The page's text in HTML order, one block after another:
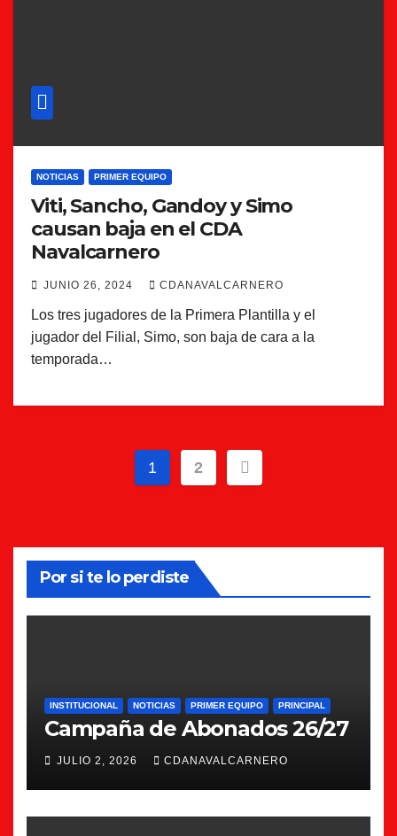
NOTICIAS PRIMER EQUIPO
Viti, Sancho, Gandoy y Simo
causan baja en el CDA
Navalcarnero
JUNIO 26, 2024 CDANAVALCARNERO
Los tres jugadores de la Primera Plantilla y el
jugador del Filial, Simo, son baja de cara a la
temporada…
Paginación
entradas
1 2
Por si te lo perdiste
INSTITUCIONAL NOTICIAS PRIMER EQUIPO PRINCIPAL
Campaña de Abonados 26/27
JULIO 2, 2026 CDANAVALCARNERO